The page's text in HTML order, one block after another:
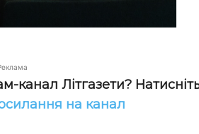
канал Літгазети?
на канал